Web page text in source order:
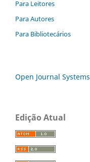
Para Leitores
Para Autores
Para Bibliotecários
Open Journal Systems
Edição Atual